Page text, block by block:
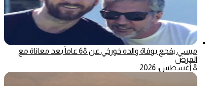
ميسي يفجع بوفاة والده خورخي عن 68 عاماً بعد معاناة مع
المرض
8 أغسطس، 2026